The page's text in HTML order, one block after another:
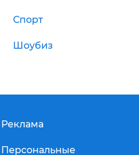
Спорт
Шоубиз
Реклама
Персональные